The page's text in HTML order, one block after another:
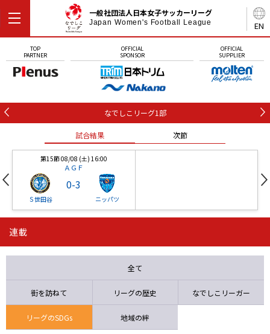
EN
一般社団法人日本女子サッカーリーグ
Japan Women's Football League
TOP
PARTNER
OFFICIAL
SPONSOR
OFFICIAL
SUPPLIER
なでしこリーグ1部
試合結果 次節
第15節 08/08 (土) 16:00
ＡＧＦ
Ｓ世田谷
0-3
ニッパツ
ニッパツ 石人の星
連載
全て
街を訪ねて リーグの歴史 なでしこリーガー
リーグのSDGs 地域の絆